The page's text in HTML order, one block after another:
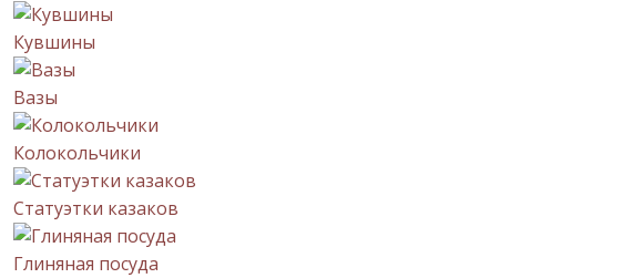
Кувшины
Вазы
Колокольчики
Статуэтки казаков
Глиняная посуда